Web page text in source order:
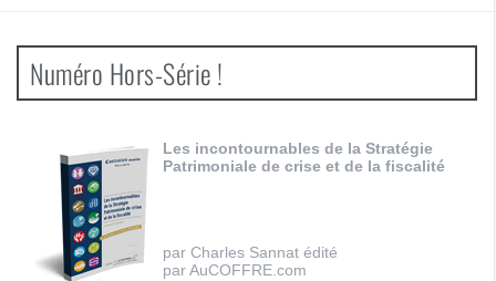
Numéro Hors-Série !
Les incontournables de la Stratégie
Patrimoniale de crise et de la fiscalité
par Charles Sannat édité
par AuCOFFRE.com